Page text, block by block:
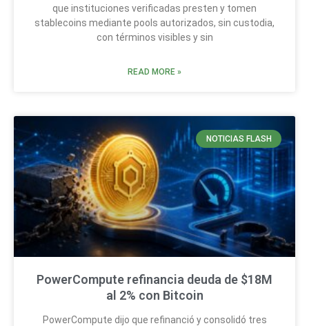
que instituciones verificadas presten y tomen
stablecoins mediante pools autorizados, sin custodia,
con términos visibles y sin
READ MORE »
NOTICIAS FLASH
PowerCompute refinancia deuda de $18M
al 2% con Bitcoin
PowerCompute dijo que refinanció y consolidó tres